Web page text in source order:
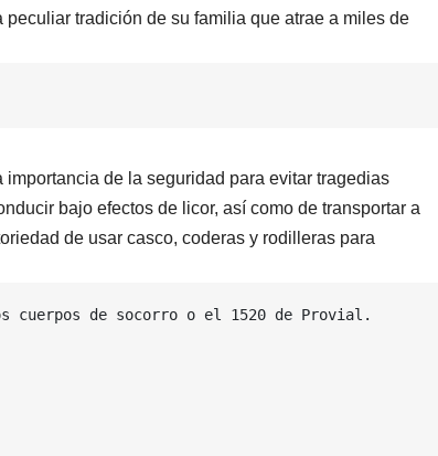
tradición de su familia que atrae a miles de
de la seguridad para evitar tragedias
bajo efectos de licor, así como de transportar a
de usar casco, coderas y rodilleras para
cuerpos de socorro o el 1520 de Provial.